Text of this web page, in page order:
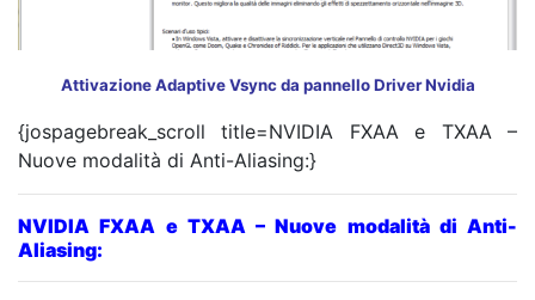
Attivazione Adaptive Vsync da pannello Driver Nvidia
{jospagebreak_scroll title=NVIDIA FXAA e TXAA –
Nuove modalità di Anti-Aliasing:}
NVIDIA FXAA e TXAA – Nuove modalità di Anti-
Aliasing: